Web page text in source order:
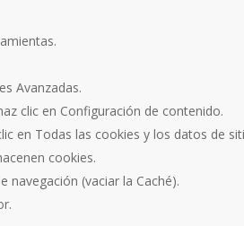
Avanzadas.
clic en Configuración de contenido.
en Todas las cookies y los datos de
cookies.
navegación (vaciar la Caché).